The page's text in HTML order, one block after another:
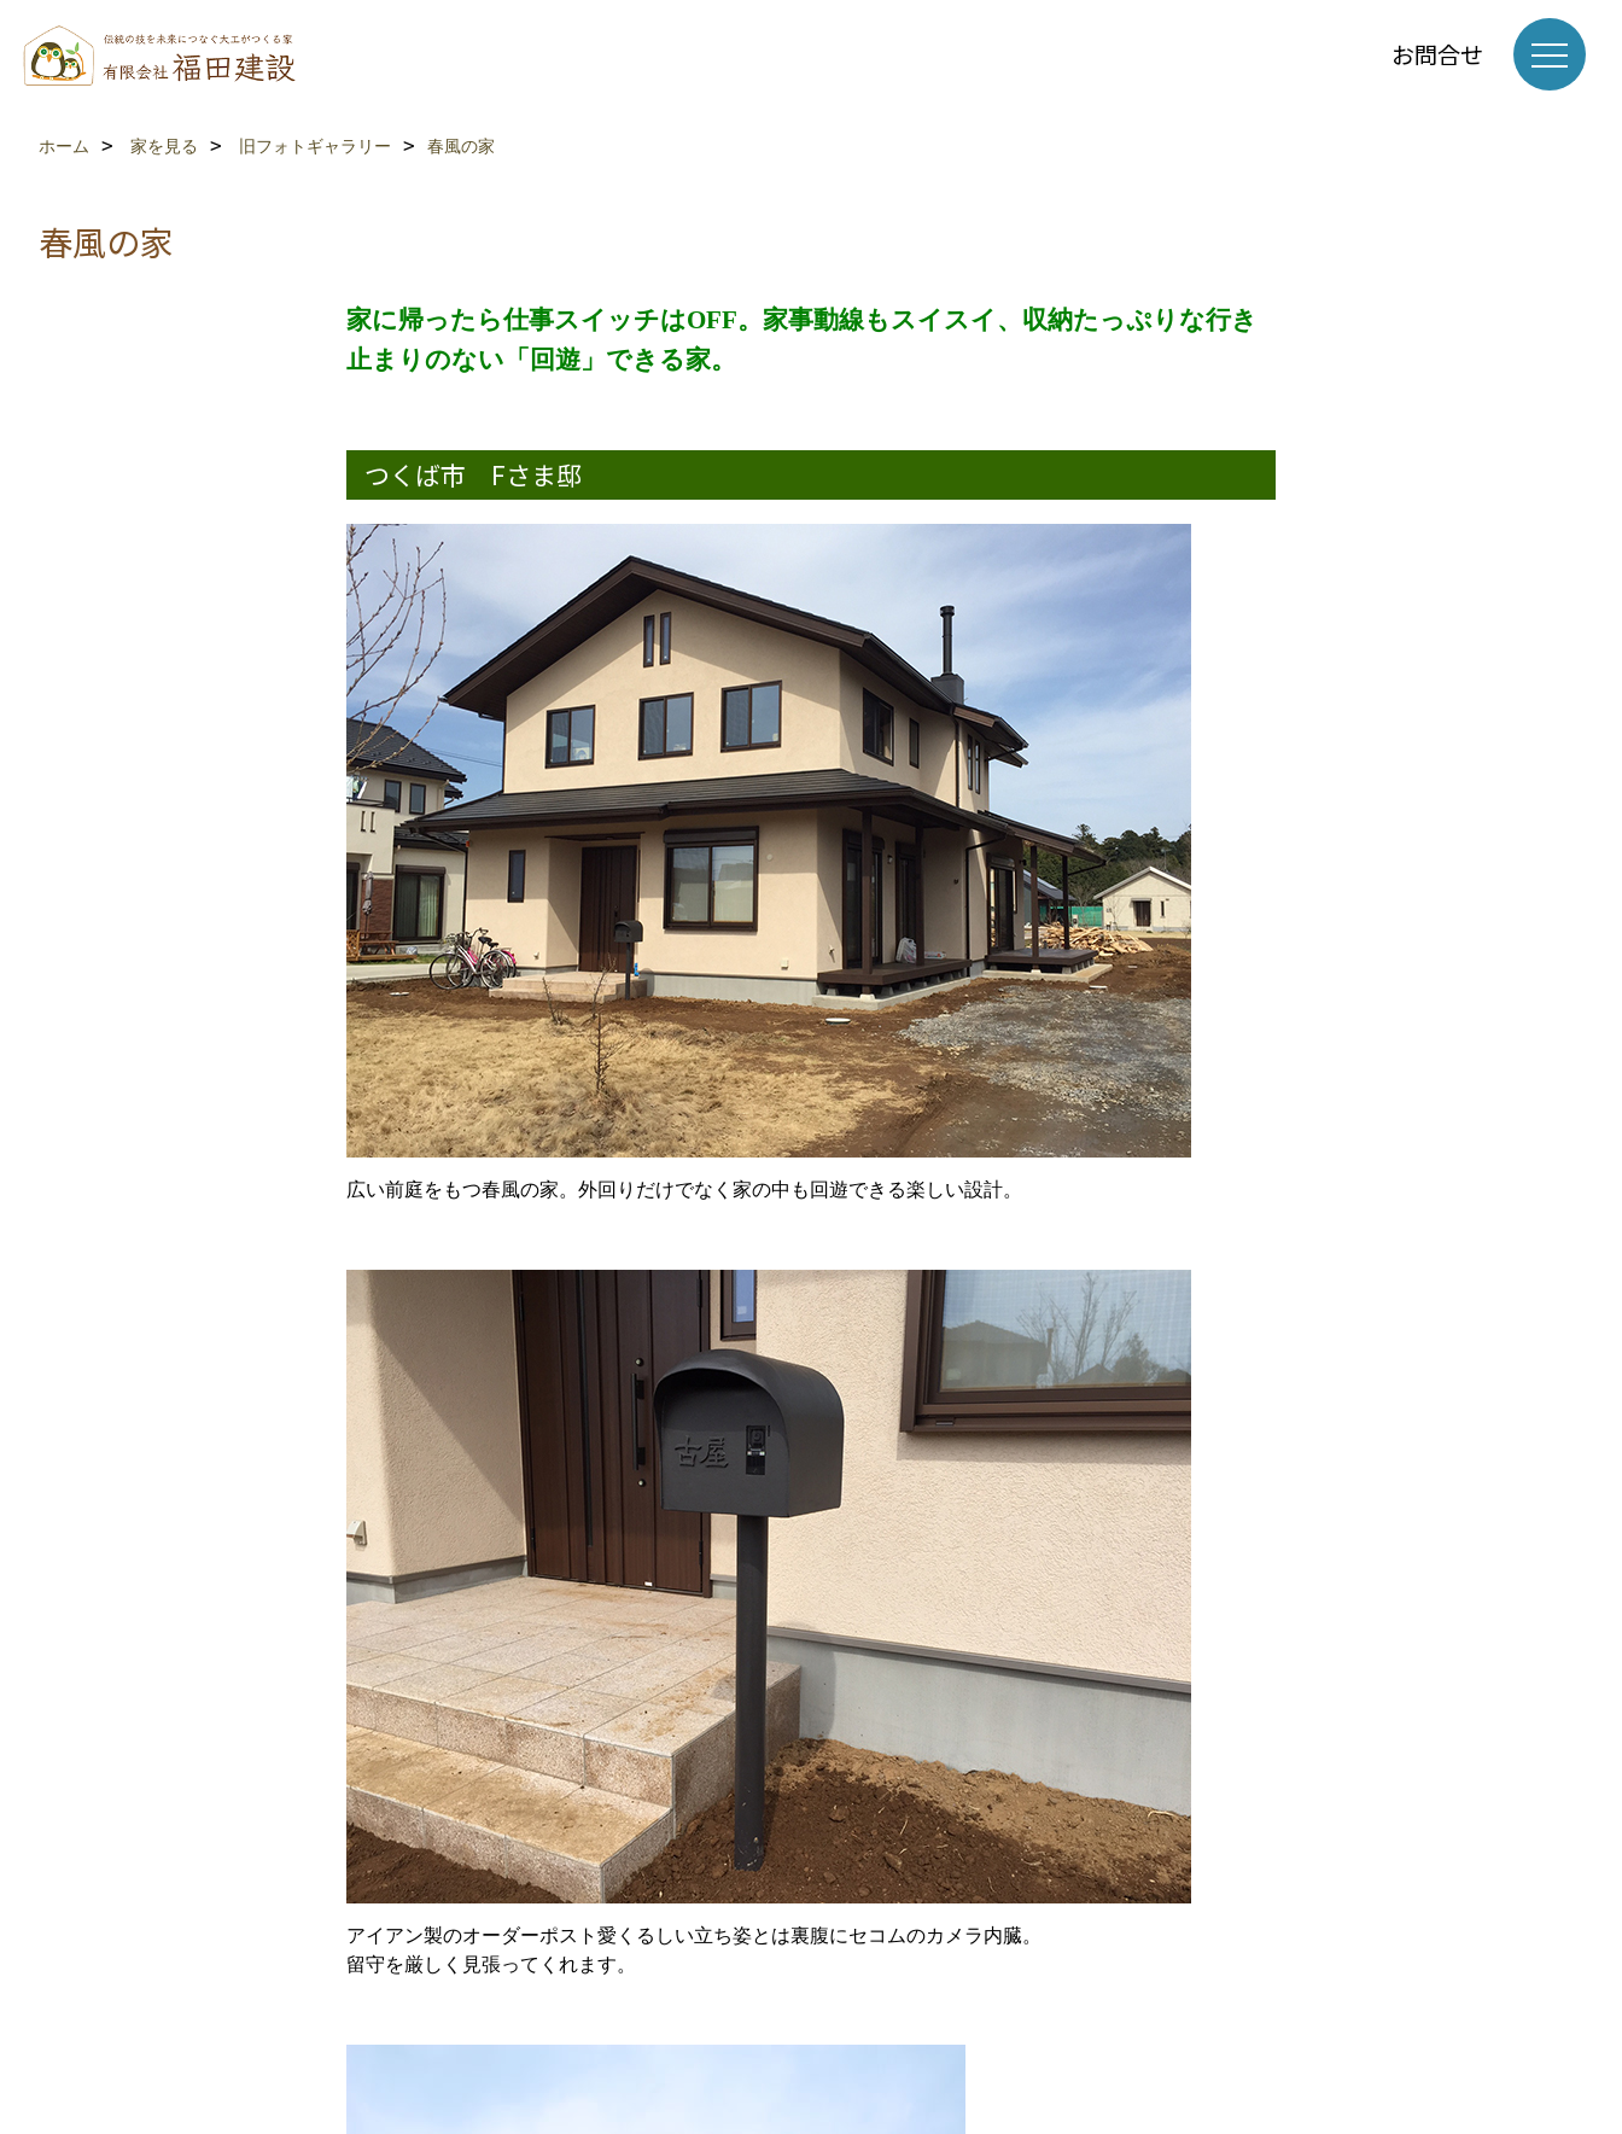
お問合せ
ホーム 家を見る 旧フォトギャラリー 春風の家
春風の家
家に帰ったら仕事スイッチはOFF。家事動線もスイスイ、収納たっぷりな行き
止まりのない「回遊」できる家。
つくば市 Fさま邸
広い前庭をもつ春風の家。外回りだけでなく家の中も回遊できる楽しい設計。
アイアン製のオーダーポスト愛くるしい立ち姿とは裏腹にセコムのカメラ内臓。
留守を厳しく見張ってくれます。